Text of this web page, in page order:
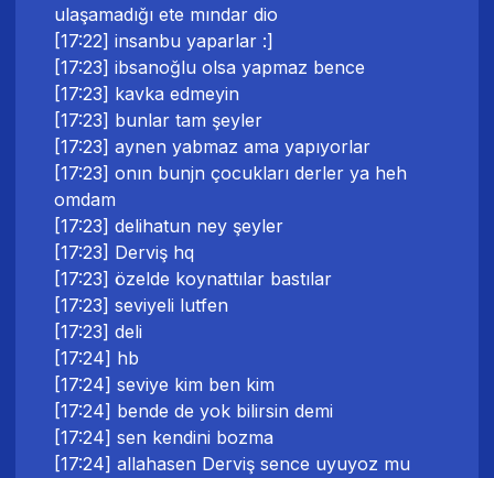
ulaşamadığı ete mındar dio
[17:22] insanbu yaparlar :]
[17:23] ibsanoğlu olsa yapmaz bence
[17:23] kavka edmeyin
[17:23] bunlar tam şeyler
[17:23] aynen yabmaz ama yapıyorlar
[17:23] onın bunjn çocukları derler ya heh
omdam
[17:23] delihatun ney şeyler
[17:23] Derviş hq
[17:23] özelde koynattılar bastılar
[17:23] seviyeli lutfen
[17:23] deli
[17:24] hb
[17:24] seviye kim ben kim
[17:24] bende de yok bilirsin demi
[17:24] sen kendini bozma
[17:24] allahasen Derviş sence uyuyoz mu